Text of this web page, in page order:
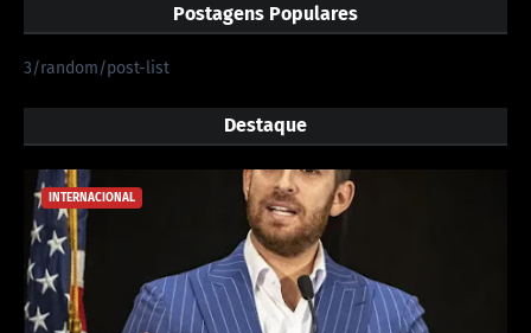
Postagens Populares
3/random/post-list
Destaque
INTERNACIONAL